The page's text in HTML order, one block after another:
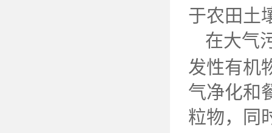
于农田土
在大气
发性有机
气净化和
粒物，同